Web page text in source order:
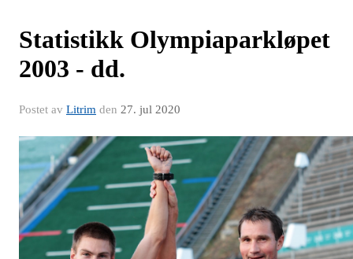
Statistikk Olympiaparkløpet
2003 - dd.
Postet av Litrim den 27. jul 2020